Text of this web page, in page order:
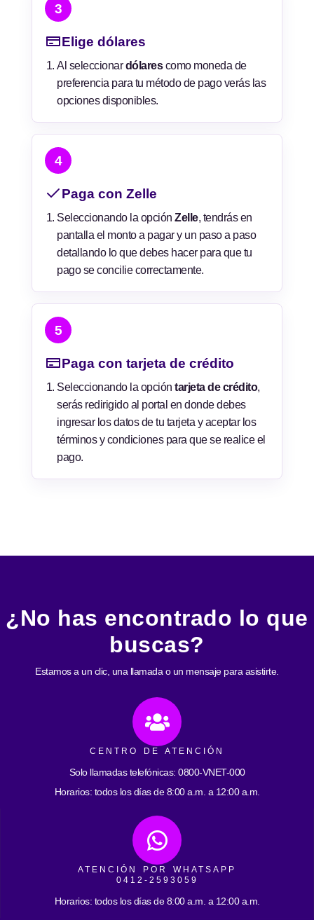
3
Elige dólares
Al seleccionardólarescomo moneda de
preferencia para tu método de pago verás las
opciones disponibles.
4
Paga con Zelle
Seleccionando la opciónZelle, tendrás en
pantalla el monto a pagar y un paso a paso
detallando lo que debes hacer para que tu
pago se concilie correctamente.
5
Paga con tarjeta de crédito
Seleccionando la opcióntarjeta de crédito,
serás redirigido al portal en donde debes
ingresar los datos de tu tarjeta y aceptar los
términos y condiciones para que se realice el
pago.
¿No has encontrado lo que
buscas?
Estamos a un clic, una llamada o un mensaje para asistirte.
CENTRO DE ATENCIÓN
Solo llamadas telefónicas: 0800-VNET-000
Horarios: todos los días de 8:00 a.m. a 12:00 a.m.
ATENCIÓN POR WHATSAPP
0412-2593059
Horarios: todos los días de 8:00 a.m. a 12:00 a.m.